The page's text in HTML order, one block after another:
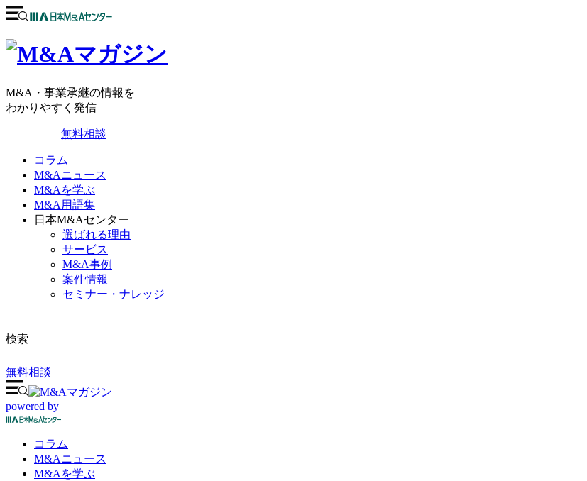
M&A・事業承継の情報を
わかりやすく発信
無料相談
コラム
M&Aニュース
M&Aを学ぶ
M&A用語集
日本M&Aセンター
選ばれる理由
サービス
M&A事例
案件情報
セミナー・ナレッジ
検索
無料相談
powered by
コラム
M&Aニュース
M&Aを学ぶ